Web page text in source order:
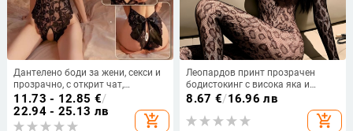
Дантелено боди за жени, секси и
прозрачно, с открит чат,
полиестер 80–90%, пролет 2025
11.73 - 12.85 €/
22.94 - 25.13 лв
add_shopping_cart
Леопардов принт прозрачен
бодистокинг с висока яка и
открит гръб, полиестер 80–90%,
8.67 €/16.96 лв
add_shopping_cart